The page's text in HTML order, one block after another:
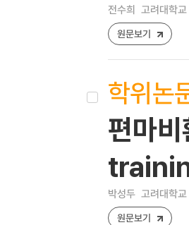
전수희 고려대학
원문보기
학위논
편마
박성두 고려대학
원문보기